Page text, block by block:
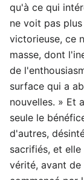
qu'à ce qui
ne voit pas
victorieuse, ce
masse, dont
de
surface qui a
nouvelles. » Et
seule le
d'autres,
sacrifiés, et
vérité, avant de